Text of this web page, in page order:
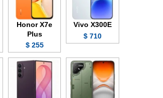
Vivo X300E
710 $
Honor X7e
Plus
255 $